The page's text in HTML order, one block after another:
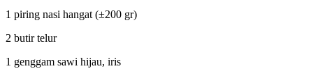
1 piring nasi hangat (±200 gr)
2 butir telur
1 genggam sawi hijau, iris